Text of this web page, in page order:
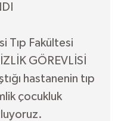
Tıp Fakültesi
GÖREVLİSİ
hastanenin tıp
çocukluk